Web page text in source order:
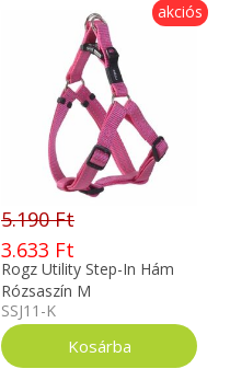
akciós
5.190 Ft
3.633 Ft
Rogz Utility Step-In Hám
Rózsaszín M
SSJ11-K